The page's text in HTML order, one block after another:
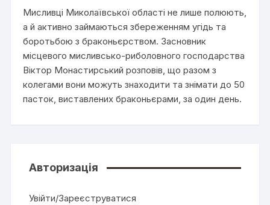
Мисливці Миколаївської області не лише полюють,
а й активно займаються збереженням угідь та
боротьбою з браконьєрством. Засновник
місцевого мисливсько-риболовного господарства
Віктор Монастирський розповів, що разом з
колегами вони можуть знаходити та знімати до 50
пасток, виставлених браконьєрами, за один день.
Авторизація
Увійти/Зареєструватися